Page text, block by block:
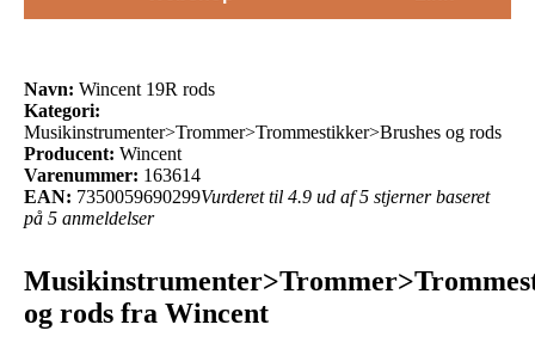
Navn: Wincent 19R rods
Kategori:
Musikinstrumenter>Trommer>Trommestikker>Brushes og rods
Producent: Wincent
Varenummer: 163614
EAN: 7350059690299Vurderet til 4.9 ud af 5 stjerner baseret
på 5 anmeldelser
og rods fra Wincent